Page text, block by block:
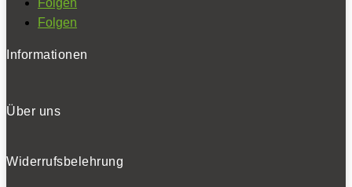
Folgen
Informationen
Über uns
Widerrufsbelehrung